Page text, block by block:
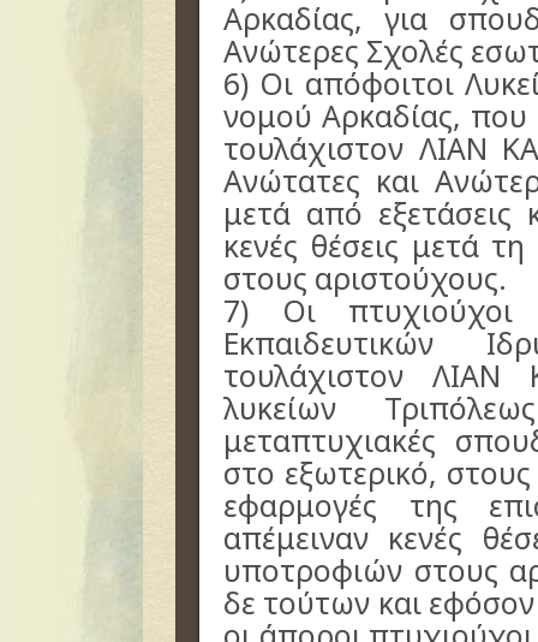
Αρκαδίας, για
Ανώτερες Σχολές
6) Οι απόφοιτοι
νομού Αρκαδίας,
τουλάχιστον ΛΙΑΝ
Ανώτατες και
μετά από εξετάσεις
κενές θέσεις μετά
στους αριστούχους.
7) Οι πτυχιούχοι
Εκπαιδευτικών
τουλάχιστον ΛΙΑΝ
λυκείων
μεταπτυχιακές
στο εξωτερικό,
εφαρμογές της
απέμειναν κενές
υποτροφιών στους
δε τούτων και